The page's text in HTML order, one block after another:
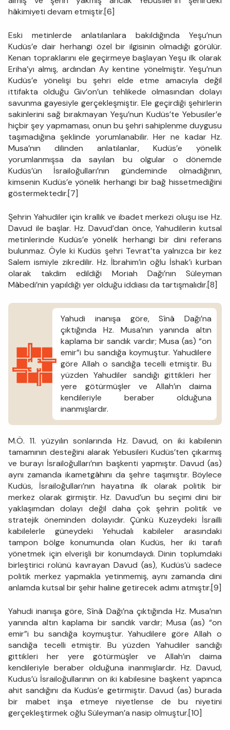
hâkimiyeti devam etmiştir.[6]
Eski metinlerde anlatılanlara bakıldığında Yeşu’nun
Kudüs’e dair herhangi özel bir ilgisinin olmadığı görülür.
Kenan topraklarını ele geçirmeye başlayan Yeşu ilk olarak
Eriha’yı almış, ardından Ay kentine yönelmiştir. Yeşu’nun
Kudüs’e yönelişi bu şehri elde etme amacıyla değil
ittifakta olduğu Giv’on’un tehlikede olmasından dolayı
savunma gayesiyle gerçekleşmiştir. Ele geçirdiği şehirlerin
sakinlerini sağ bırakmayan Yeşu’nun Kudüs’te Yebusiler’e
hiçbir şey yapmaması, onun bu şehri sahiplenme duygusu
taşımadığına şeklinde yorumlanabilir. Her ne kadar Hz.
Musa’nın dilinden anlatılanlar, Kudüs’e yönelik
yorumlanmışsa da sayılan bu olgular o dönemde
Kudüs’ün İsrailoğulları’nın gündeminde olmadığının,
kimsenin Kudüs’e yönelik herhangi bir bağ hissetmediğini
göstermektedir.[7]
Şehrin Yahudiler için krallık ve ibadet merkezi oluşu ise Hz.
Davud ile başlar. Hz. Davud’dan önce, Yahudilerin kutsal
metinlerinde Kudüs’e yönelik herhangi bir dini referans
bulunmaz. Öyle ki Kudüs şehri Tevrat’ta yalnızca bir kez
Salem ismiyle zikredilir. Hz. İbrahim’in oğlu İshak’ı kurban
olarak takdim edildiği Moriah Dağı’nın Süleyman
Mâbedi’nin yapıldığı yer olduğu iddiası da tartışmalıdır.[8]
Yahudi inanışa göre, Sînâ Dağı’na
çıktığında Hz. Musa’nın yanında altın
kaplama bir sandık vardır; Musa (as) “on
emir”i bu sandığa koymuştur. Yahudilere
göre Allah o sandığa tecelli etmiştir. Bu
yüzden Yahudiler sandığı gittikleri her
yere götürmüşler ve Allah’ın daima
kendileriyle beraber olduğuna
inanmışlardır.
M.Ö. 11. yüzyılın sonlarında Hz. Davud, on iki kabilenin
tamamının desteğini alarak Yebusileri Kudüs’ten çıkarmış
ve burayı İsrailoğulları’nın başkenti yapmıştır. Davud (as)
aynı zamanda ikametgâhını da şehre taşımıştır. Böylece
Kudüs, İsrailoğulları’nın hayatına ilk olarak politik bir
merkez olarak girmiştir. Hz. Davud’un bu seçimi dini bir
yaklaşımdan dolayı değil daha çok şehrin politik ve
stratejik öneminden dolayıdır. Çünkü Kuzeydeki İsrailli
kabilelerle güneydeki Yehudalı kabileler arasındaki
tampon bölge konumunda olan Kudüs, her iki tarafı
yönetmek için elverişli bir konumdaydı. Dinin toplumdaki
birleştirici rolünü kavrayan Davud (as), Kudüs’ü sadece
politik merkez yapmakla yetinmemiş, aynı zamanda dini
anlamda kutsal bir şehir haline getirecek adımı atmıştır.[9]
Yahudi inanışa göre, Sînâ Dağı’na çıktığında Hz. Musa’nın
yanında altın kaplama bir sandık vardır; Musa (as) “on
emir”i bu sandığa koymuştur. Yahudilere göre Allah o
sandığa tecelli etmiştir. Bu yüzden Yahudiler sandığı
gittikleri her yere götürmüşler ve Allah’ın daima
kendileriyle beraber olduğuna inanmışlardır. Hz. Davud,
Kudus’ü İsrailoğullarının on iki kabilesine başkent yapınca
ahit sandığını da Kudüs’e getirmiştir. Davud (as) burada
bir mabet inşa etmeye niyetlense de bu niyetini
gerçekleştirmek oğlu Süleyman’a nasip olmuştur.[10]